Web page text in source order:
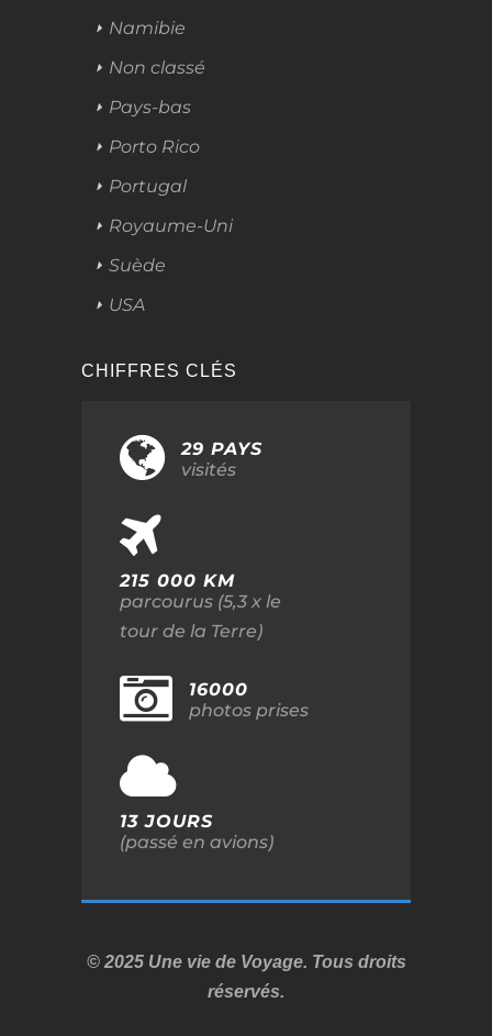
Namibie
Non classé
Pays-bas
Porto Rico
Portugal
Royaume-Uni
Suède
USA
CHIFFRES CLÉS
29 PAYS
visités
215 000 KM
parcourus (5,3 x le
tour de la Terre)
16000
photos prises
13 JOURS
(passé en avions)
© 2025 Une vie de Voyage. Tous droits
réservés.